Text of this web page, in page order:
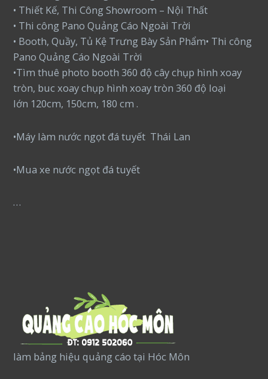
• Thiết Kế, Thi Công Showroom – Nội Thất
• Thi công Pano Quảng Cáo Ngoài Trời
• Booth, Quầy, Tủ Kệ Trưng Bày Sản Phẩm• Thi công
Pano Quảng Cáo Ngoài Trời
•Tìm thuê photo booth 360 độ cây chụp hình xoay
tròn, buc xoay chụp hình xoay tròn 360 độ loại
lớn 120cm, 150cm, 180 cm .
•Máy làm nước ngọt đá tuyết Thái Lan
•Mua xe nước ngọt đá tuyết
…
làm bảng hiệu quảng cáo tại Hóc Môn